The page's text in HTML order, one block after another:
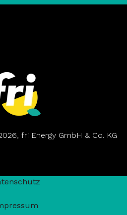
fri Energy GmbH & Co. KG